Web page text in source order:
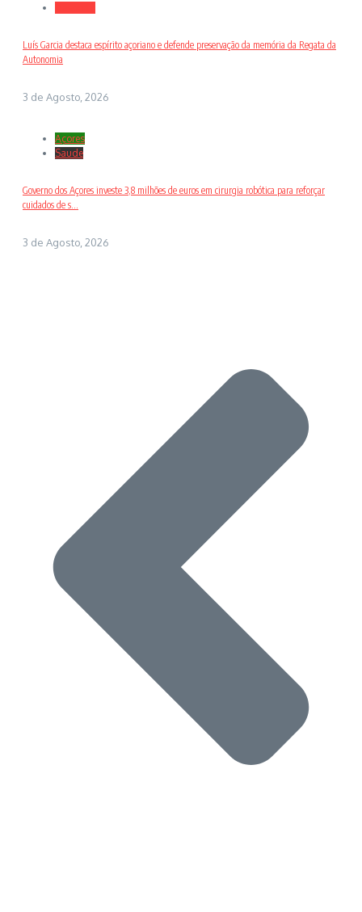
Luís Garcia destaca espírito açoriano e defende preservação da memória da Regata da
Autonomia
3 de Agosto, 2026
Açores
Saude
Governo dos Açores investe 3,8 milhões de euros em cirurgia robótica para reforçar
cuidados de s...
3 de Agosto, 2026